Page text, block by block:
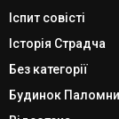
Іспит совісті
Історія Страдча
Без категорії
Будинок